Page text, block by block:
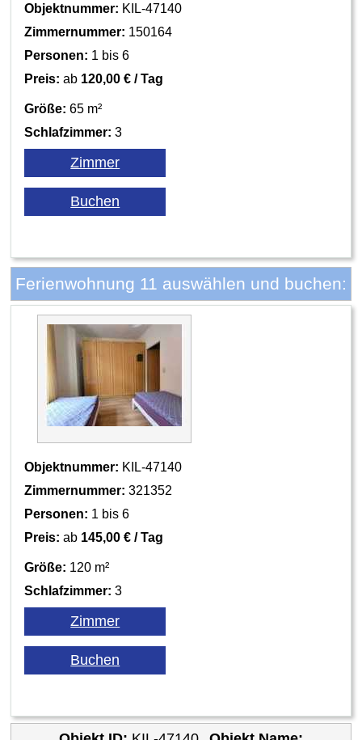
Objektnummer: KIL-47140
Zimmernummer: 150164
Personen: 1 bis 6
Preis: ab 120,00 € / Tag
Größe: 65 m²
Schlafzimmer: 3
Ferienwohnung 11 auswählen und buchen:
Objektnummer: KIL-47140
Zimmernummer: 321352
Personen: 1 bis 6
Preis: ab 145,00 € / Tag
Größe: 120 m²
Schlafzimmer: 3